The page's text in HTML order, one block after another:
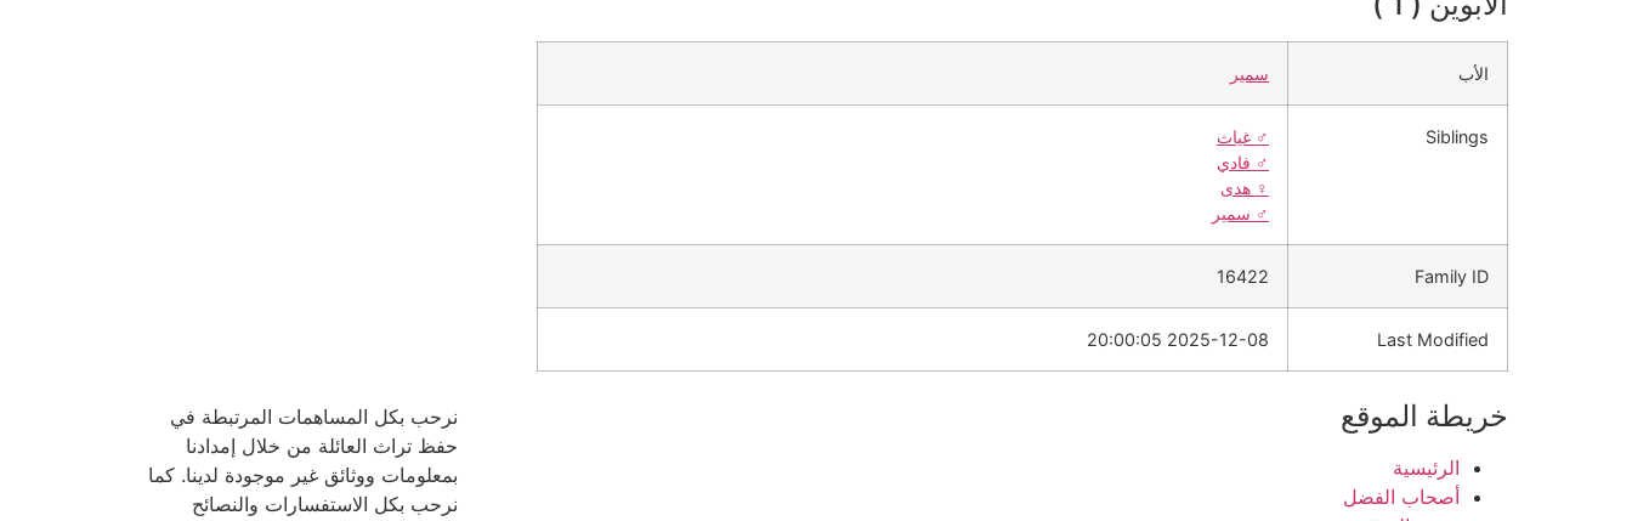
الأب سمير
Siblings
♂️ غياث
♂️ فادي
♀️ هدى
♂️ سمير
Family ID
16422
Last Modified
2025-12-08 20:00:05
خريطة الموقع
الرئيسية
أصحاب الفضل
نرحب بكل المساهمات المرتبطة في
حفظ تراث العائلة من خلال إمدادنا
بمعلومات ووثائق غير موجودة لدينا. كما
نرحب بكل الاستفسارات والنصائح